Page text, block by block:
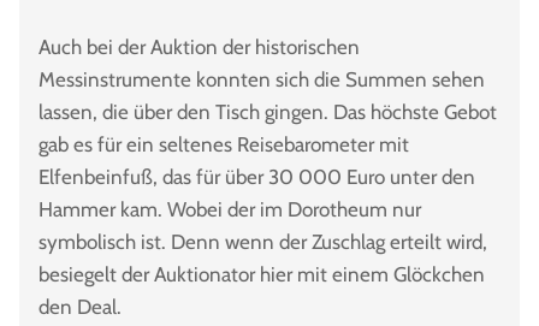
Auch bei der Auktion der historischen
Messinstrumente konnten sich die Summen sehen
lassen, die über den Tisch gingen. Das höchste Gebot
gab es für ein seltenes Reisebarometer mit
Elfenbeinfuß, das für über 30 000 Euro unter den
Hammer kam. Wobei der im Dorotheum nur
symbolisch ist. Denn wenn der Zuschlag erteilt wird,
besiegelt der Auktionator hier mit einem Glöckchen
den Deal.